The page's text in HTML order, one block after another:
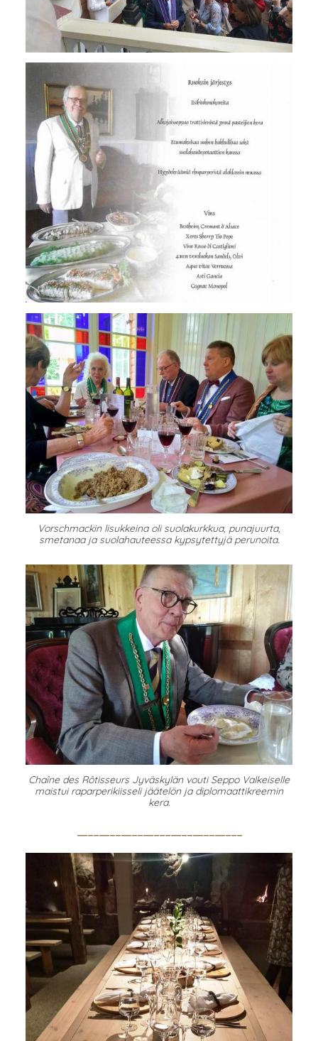
Vorschmackin lisukkeina oli suolakurkkua, punajuurta,
smetanaa ja suolahauteessa kypsytettyjä perunoita.
Chaîne des Rôtisseurs Jyväskylän vouti Seppo Valkeiselle
maistui raparperikiisseli jäätelön ja diplomaattikreemin
kera.
------------------------------